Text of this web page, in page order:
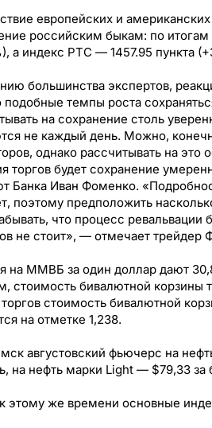
европейских и
российским быкам: по
а индекс РТС — 1457.95 пункта
большинства экспертов,
подобные темпы роста
на сохранение столь
не каждый день. Можно,
однако рассчитывать на
торгов будет сохранение
Банка Иван Фоменко.
поэтому предположить
что процесс
не стоит», — отмечает
на ММВБ за один доллар дают
стоимость бивалютной корзины
стоимость бивалютной
на отметке 1,238.
августовский фьючерс на
на нефть марки Light — $79,33 за
этому же времени основные